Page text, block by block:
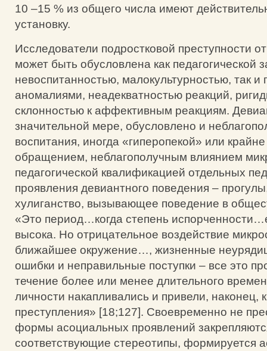
10 –15 % из общего числа имеют
установку.
Исследователи подростковой преступности
может быть обусловлена как педагогической
невоспитанностью, малокультурностью, так и
аномалиями, неадекватностью реакций,
склонностью к аффективным реакциям.
значительной мере, обусловлено и
воспитания, иногда «гиперопекой» или
обращением, неблагополучным влиянием
педагогической квалификацией отдельных
проявления девиантного поведения –
хулиганство, вызывающее поведение в
«Это период…когда степень
высока. Но отрицательное воздействие
ближайшее окружение…, жизненные
ошибки и неправильные поступки – все это
течение более или менее длительного
личности накапливались и привели, наконец,
преступления» [18;127]. Своевременно не
формы асоциальных проявлений
соответствующие стереотипы, формируется